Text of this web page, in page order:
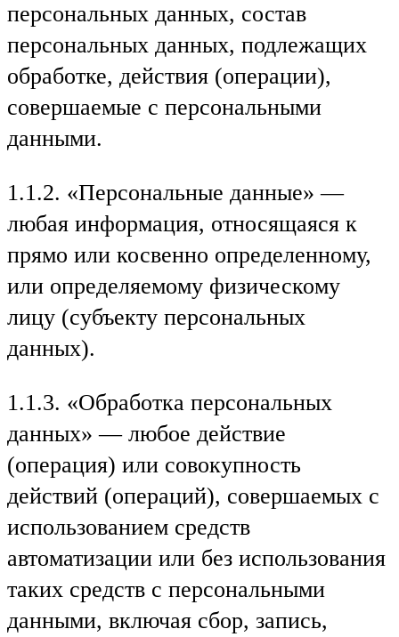
персональных данных, состав
персональных данных, подлежащих
обработке, действия (операции),
совершаемые с персональными
данными.
1.1.2. «Персональные данные» —
любая информация, относящаяся к
прямо или косвенно определенному,
или определяемому физическому
лицу (субъекту персональных
данных).
1.1.3. «Обработка персональных
данных» — любое действие
(операция) или совокупность
действий (операций), совершаемых с
использованием средств
автоматизации или без использования
таких средств с персональными
данными, включая сбор, запись,